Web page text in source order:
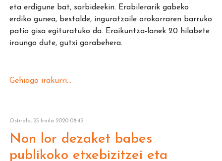
eta erdigune bat, sarbideekin. Erabilerarik gabeko
erdiko gunea, bestalde, inguratzaile orokorraren barruko
patio gisa egituratuko da. Eraikuntza-lanek 20 hilabete
iraungo dute, gutxi gorabehera.
Gehiago irakurri...
Ostirala, 25 Iraila 2020 08:42
Non lor dezaket babes
publikoko etxebizitzei eta